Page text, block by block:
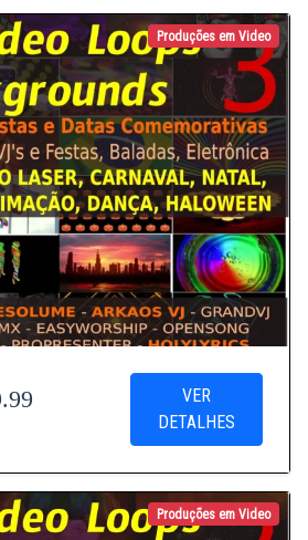
Produções em Video
VER
DETALHES
Produções em Video